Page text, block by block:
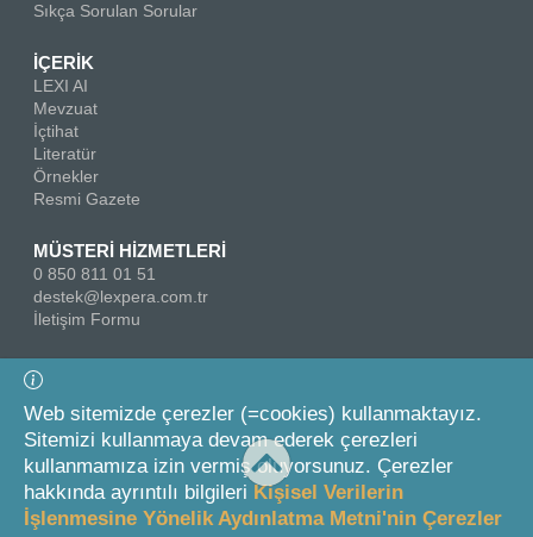
Sıkça Sorulan Sorular
İÇERİK
LEXI AI
Mevzuat
İçtihat
Literatür
Örnekler
Resmi Gazete
MÜSTERİ HİZMETLERİ
0 850 811 01 51
destek@lexpera.com.tr
İletişim Formu
Bizi Takip Edin
Web sitemizde çerezler (=cookies) kullanmaktayız.
Sitemizi kullanmaya devam ederek çerezleri
kullanmamıza izin vermiş oluyorsunuz. Çerezler
hakkında ayrıntılı bilgileri Kişisel Verilerin
İşlenmesine Yönelik Aydınlatma Metni'nin Çerezler